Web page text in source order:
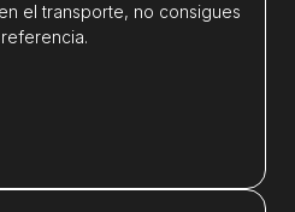
el transporte, no consigues